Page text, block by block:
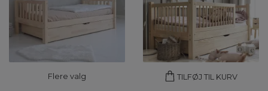
Flere valg TILFØJ TIL KURV